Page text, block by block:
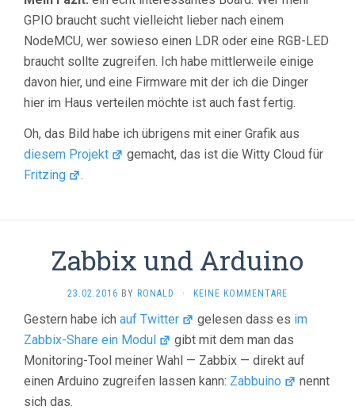
GPIO braucht sucht vielleicht lieber nach einem
NodeMCU, wer sowieso einen LDR oder eine RGB-LED
braucht sollte zugreifen. Ich habe mittlerweile einige
davon hier, und eine Firmware mit der ich die Dinger
hier im Haus verteilen möchte ist auch fast fertig.
Oh, das Bild habe ich übrigens mit einer Grafik aus
diesem Projekt
gemacht, das ist die Witty Cloud für
Fritzing
.
Zabbix und Arduino
23.02.2016 BY RONALD · KEINE KOMMENTARE
Gestern habe ich auf Twitter gelesen dass es im
Zabbix-Share ein Modul
gibt mit dem man das
Monitoring-Tool meiner Wahl — Zabbix — direkt auf
einen Arduino zugreifen lassen kann: Zabbuino
nennt
sich das.